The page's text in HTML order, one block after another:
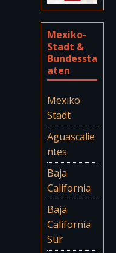
Mexiko-
Stadt &
Bundessta
aten
Mexiko
Stadt
Aguascalie
ntes
Baja
California
Baja
California
Sur